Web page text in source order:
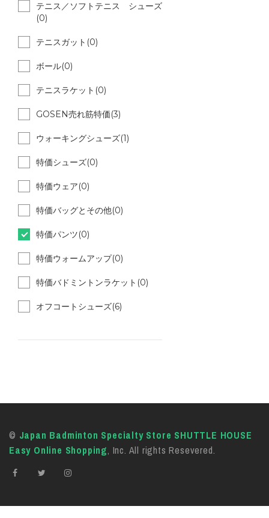
テニス／ソフトテニス シューズ
(0)
テニスガット(0)
ボール(0)
テニスラケット(0)
GOSEN売れ筋特価(3)
ウォーキングシューズ(1)
特価シューズ(0)
特価ウェア(0)
特価バッグとその他(0)
特価パンツ(0)
特価ウォームアップ(0)
特価バドミントンラケット(0)
オフコートシューズ(6)
© Japan Badminton Specialty Store SHUTTLE HOUSE
Easy Online Shopping, Inc. All rights Resevered.